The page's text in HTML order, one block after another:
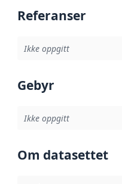
Referanser
Ikke oppgitt
Gebyr
Ikke oppgitt
Om datasettet